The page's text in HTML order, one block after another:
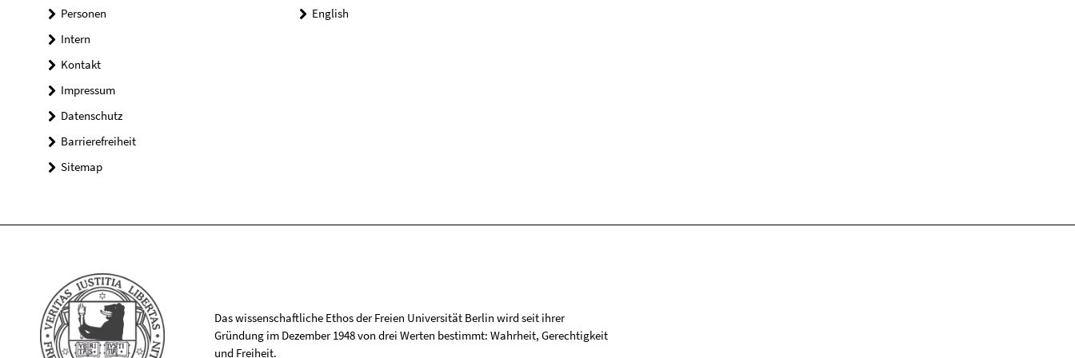
Personen
Intern
Kontakt
Impressum
Datenschutz
Barrierefreiheit
Sitemap
English
Das wissenschaftliche Ethos der Freien Universität Berlin wird seit ihrer
Gründung im Dezember 1948 von drei Werten bestimmt: Wahrheit, Gerechtigkeit
und Freiheit.